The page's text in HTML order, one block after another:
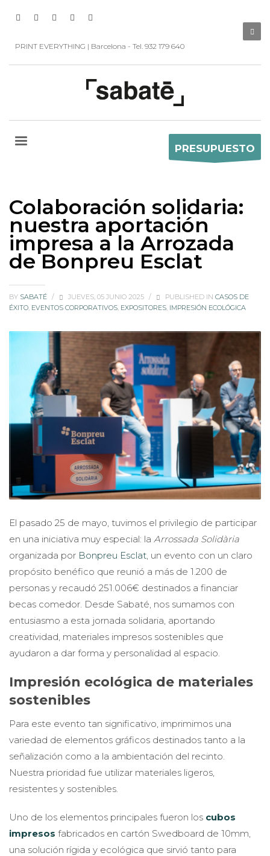
PRINT EVERYTHING | Barcelona - Tel. 932 179 640
PRESUPUESTO
Colaboración solidaria:
nuestra aportación
impresa a la Arrozada
de Bonpreu Esclat
BY SABATÉ / JUEVES, 05 JUNIO 2025 / PUBLISHED IN CASOS DE
ÉXITO, EVENTOS CORPORATIVOS, EXPOSITORES, IMPRESIÓN ECOLÓGICA
El pasado 25 de mayo, tuvimos el privilegio de participar
en una iniciativa muy especial: la Arrossada Solidària
organizada por Bonpreu Esclat , un evento con un claro
propósito benéfico que reunió a más de 1.200 de
personas y recaudó 251.006€ destinados a financiar
becas comedor. Desde Sabaté, nos sumamos con
entusiasmo a esta jornada solidaria, aportando
creatividad, materiales impresos sostenibles que
ayudaron a dar forma y personalidad al espacio.
Impresión ecológica de materiales
sostenibles
Para este evento tan significativo, imprimimos una
variedad de elementos gráficos destinados tanto a la
señalización como a la ambientación del recinto.
Nuestra prioridad fue utilizar materiales ligeros,
resistentes y sostenibles.
Uno de los elementos principales fueron los cubos
impresos fabricados en cartón Swedboard de 10mm,
una solución rígida y ecológica que sirvió tanto para